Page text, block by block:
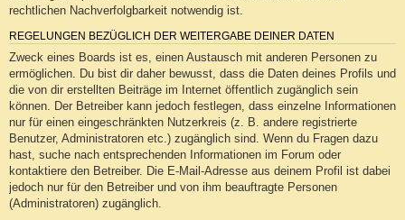
rechtlichen Nachverfolgbarkeit notwendig ist.
REGELUNGEN BEZÜGLICH DER WEITERGABE DEINER DATEN
Zweck eines Boards ist es, einen Austausch mit anderen Personen zu
ermöglichen. Du bist dir daher bewusst, dass die Daten deines Profils und
die von dir erstellten Beiträge im Internet öffentlich zugänglich sein
können. Der Betreiber kann jedoch festlegen, dass einzelne Informationen
nur für einen eingeschränkten Nutzerkreis (z. B. andere registrierte
Benutzer, Administratoren etc.) zugänglich sind. Wenn du Fragen dazu
hast, suche nach entsprechenden Informationen im Forum oder
kontaktiere den Betreiber. Die E-Mail-Adresse aus deinem Profil ist dabei
jedoch nur für den Betreiber und von ihm beauftragte Personen
(Administratoren) zugänglich.